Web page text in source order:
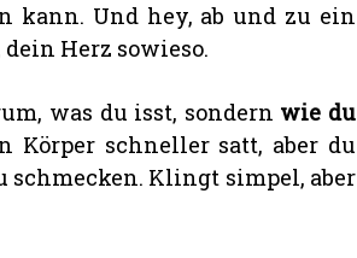
kann. Und hey, ab und zu ein
Herz sowieso.
was du isst, sondern wie du
Körper schneller satt, aber du
Klingt simpel, aber